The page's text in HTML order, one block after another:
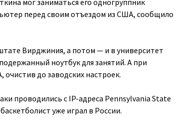
мог заниматься его одногруппник
перед своим отъездом из США, сообщило
Вирджиния, а потом — и в университет
ноутбук для занятий. А при
до заводских настроек.
проводились с IP-адреса Pennsylvania State
уже играл в России.